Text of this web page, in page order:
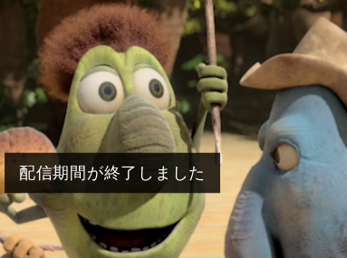
配信期間が終了しました